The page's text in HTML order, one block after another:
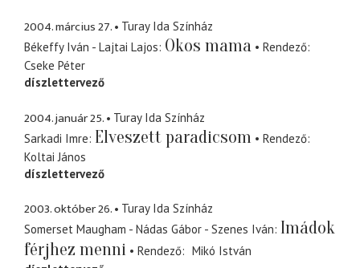
2004. március 27.
Turay Ida Színház
Békeffy Iván - Lajtai Lajos Okos mama
Rendező
Cseke Péter
díszlettervező
2004. január 25.
Turay Ida Színház
Sarkadi Imre Elveszett paradicsom
Rendező
Koltai János
díszlettervező
2003. október 26.
Turay Ida Színház
Somerset Maugham - Nádas Gábor - Szenes Iván Imádok
férjhez menni
Rendező
Mikó István